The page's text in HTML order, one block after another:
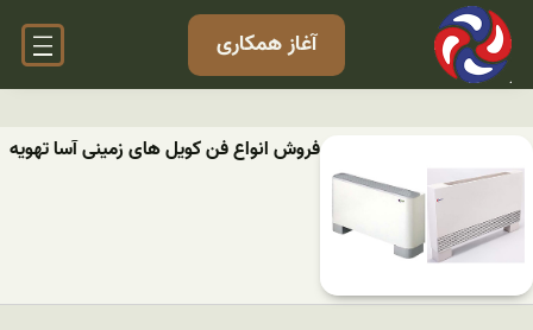
آغاز همکاری
فروش انواع فن کویل های زمینی آسا تهویه